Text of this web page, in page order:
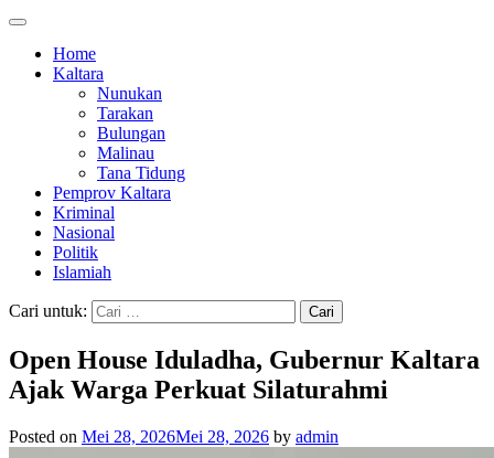
Home
Kaltara
Nunukan
Tarakan
Bulungan
Malinau
Tana Tidung
Pemprov Kaltara
Kriminal
Nasional
Politik
Islamiah
Cari untuk:
Open House Iduladha, Gubernur Kaltara
Ajak Warga Perkuat Silaturahmi
Posted on Mei 28, 2026Mei 28, 2026 by admin